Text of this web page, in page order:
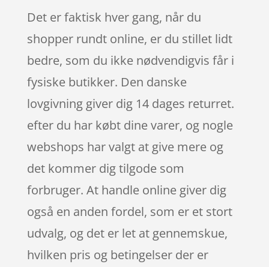
Det er faktisk hver gang, når du
shopper rundt online, er du stillet lidt
bedre, som du ikke nødvendigvis får i
fysiske butikker. Den danske
lovgivning giver dig 14 dages returret.
efter du har købt dine varer, og nogle
webshops har valgt at give mere og
det kommer dig tilgode som
forbruger. At handle online giver dig
også en anden fordel, som er et stort
udvalg, og det er let at gennemskue,
hvilken pris og betingelser der er